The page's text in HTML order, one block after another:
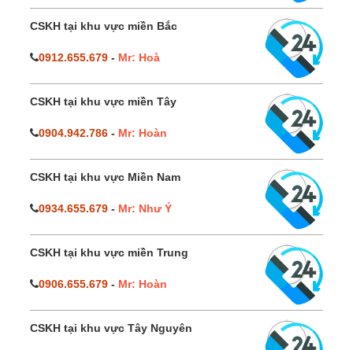
CSKH tại khu vực miền Bắc
0912.655.679 - Mr: Hoà
CSKH tại khu vực miền Tây
0904.942.786 - Mr: Hoàn
CSKH tại khu vực Miền Nam
0934.655.679 - Mr: Như Ý
CSKH tại khu vực miền Trung
0906.655.679 - Mr: Hoàn
CSKH tại khu vực Tây Nguyên